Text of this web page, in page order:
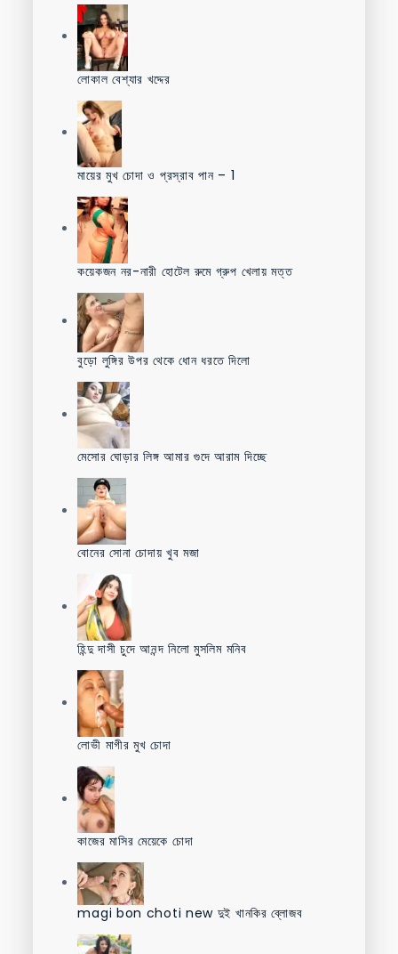
লোকাল বেশ্যার খদ্দের
মায়ের মুখ চোদা ও প্রস্রাব পান – 1
কয়েকজন নর-নারী হোটেল রুমে গ্রুপ খেলায় মত্ত
বুড়ো লুঙ্গির উপর থেকে ধোন ধরতে দিলো
মেসোর ঘোড়ার লিঙ্গ আমার গুদে আরাম দিচ্ছে
বোনের সোনা চোদায় খুব মজা
হিন্দু দাসী চুদে আনন্দ নিলো মুসলিম মনিব
লোভী মাগীর মুখ চোদা
কাজের মাসির মেয়েকে চোদা
magi bon choti new দুই খানকির ব্লোজব